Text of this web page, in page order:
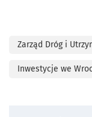
Zarząd Dróg i
Inwestycje we